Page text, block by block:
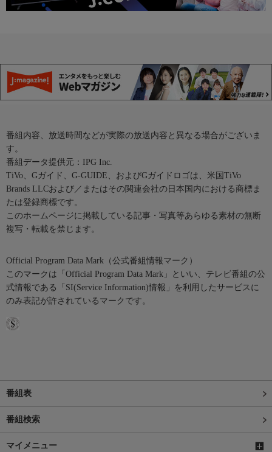
番組内容、放送時間などが実際の放送内容と異なる場合がございま
す。
番組データ提供元：IPG Inc.
TiVo、Gガイド、G-GUIDE、およびGガイドロゴは、米国TiVo
Brands LLCおよび／またはその関連会社の日本国内における商標ま
たは登録商標です。
このホームページに掲載している記事・写真等あらゆる素材の無断
複写・転載を禁じます。
Official Program Data Mark（公式番組情報マーク）
このマークは「Official Program Data Mark」といい、テレビ番組の公
式情報である「SI(Service Information)情報」を利用したサービスに
のみ表記が許されているマークです。
番組表
番組検索
マイメニュー